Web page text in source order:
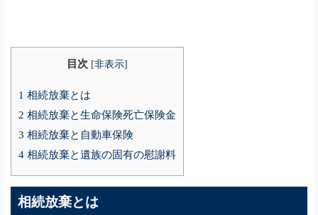
目次 [非表示]
1 相続放棄とは
2 相続放棄と生命保険死亡保険金
3 相続放棄と自動車保険
4 相続放棄と遺族の固有の慰謝料
相続放棄とは